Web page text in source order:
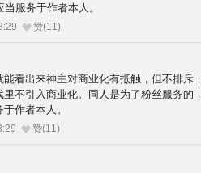
服务于作者本人。
赞(11)
能看出来神主对商业化有抵触，但不排斥
里不引入商业化。同人是为了粉丝服务的
作者本人。
赞(11)